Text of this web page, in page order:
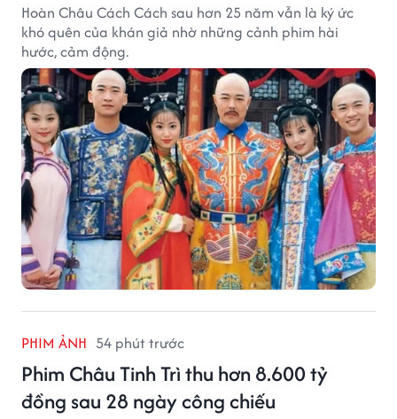
Hoàn Châu Cách Cách sau hơn 25 năm vẫn là ký ức
khó quên của khán giả nhờ những cảnh phim hài
hước, cảm động.
PHIM ẢNH 54 phút trước
Phim Châu Tinh Trì thu hơn 8.600 tỷ
đồng sau 28 ngày công chiếu